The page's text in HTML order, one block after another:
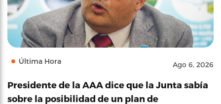
Última Hora Ago 6, 2026
Presidente de la AAA dice que la Junta sabía
sobre la posibilidad de un plan de